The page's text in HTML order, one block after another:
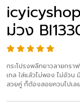
ม่วง
กระโปรงพลีทยาวลายกร
เทล ใส่แล้วไม่พอง ไม่อ้วน
สวยคู่ ก็ต้องสอยควบไปเล